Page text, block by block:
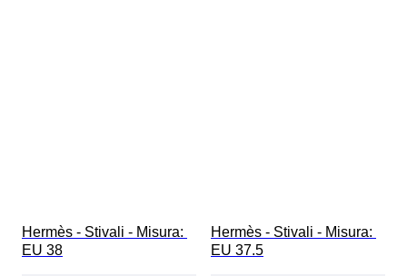
Hermès - Stivali - Misura:
EU 38
Hermès - Stivali - Misura:
EU 37.5